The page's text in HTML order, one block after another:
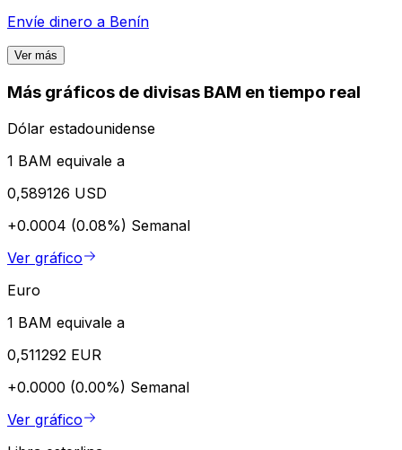
Envíe dinero a Benín
Ver más
Más gráficos de divisas BAM en tiempo real
Dólar estadounidense
1 BAM equivale a
0,589126 USD
+0.0004 (0.08%) Semanal
Ver gráfico
Euro
1 BAM equivale a
0,511292 EUR
+0.0000 (0.00%) Semanal
Ver gráfico